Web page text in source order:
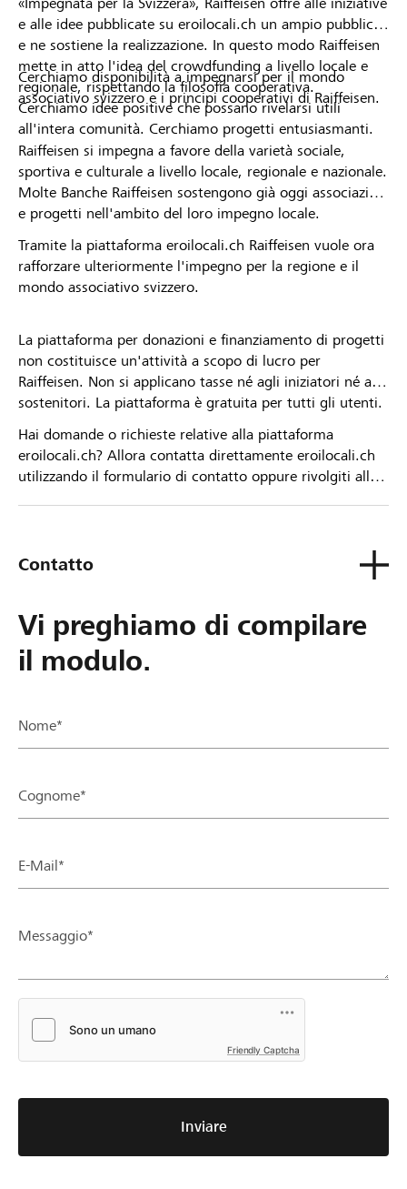
e alle idee pubblicate su eroilocali.ch un ampio pubblico
e ne sostiene la realizzazione. In questo modo Raiffeisen
mette in atto l'idea del crowdfunding a livello locale e
regionale, rispettando la filosofia cooperativa.
Cerchiamo idee positive che possano rivelarsi utili
all'intera comunità. Cerchiamo progetti entusiasmanti.
Cerchiamo disponibilità a impegnarsi per il mondo
associativo svizzero e i principi cooperativi di Raiffeisen.
Raiffeisen si impegna a favore della varietà sociale,
sportiva e culturale a livello locale, regionale e nazionale.
Molte Banche Raiffeisen sostengono già oggi associazioni
e progetti nell'ambito del loro impegno locale.
Tramite la piattaforma eroilocali.ch Raiffeisen vuole ora
rafforzare ulteriormente l'impegno per la regione e il
mondo associativo svizzero.
La piattaforma per donazioni e finanziamento di progetti
non costituisce un'attività a scopo di lucro per
Raiffeisen. Non si applicano tasse né agli iniziatori né ai
sostenitori. La piattaforma è gratuita per tutti gli utenti.
Hai domande o richieste relative alla piattaforma
eroilocali.ch? Allora contatta direttamente eroilocali.ch
utilizzando il formulario di contatto oppure rivolgiti alla
Contatto
Vi preghiamo di compilare
il modulo.
Nome*
Cognome*
E-Mail*
Messaggio*
Friendly Captcha
Inviare